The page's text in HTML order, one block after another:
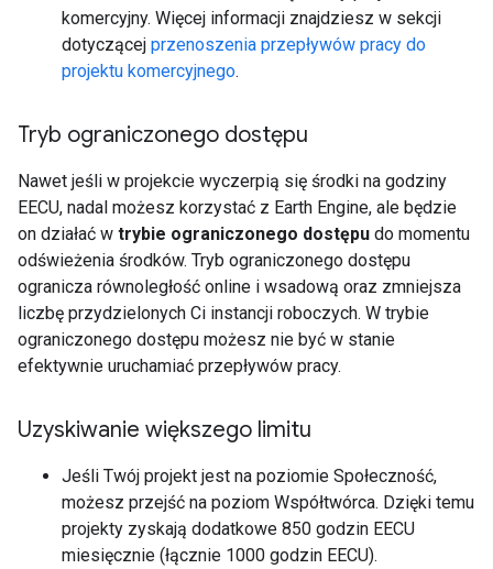
komercyjny. Więcej informacji znajdziesz w sekcji
dotyczącej przenoszenia przepływów pracy do
projektu komercyjnego.
Tryb ograniczonego dostępu
Nawet jeśli w projekcie wyczerpią się środki na godziny
EECU, nadal możesz korzystać z Earth Engine, ale będzie
on działać w trybie ograniczonego dostępu do momentu
odświeżenia środków. Tryb ograniczonego dostępu
ogranicza równoległość online i wsadową oraz zmniejsza
liczbę przydzielonych Ci instancji roboczych. W trybie
ograniczonego dostępu możesz nie być w stanie
efektywnie uruchamiać przepływów pracy.
Uzyskiwanie większego limitu
Jeśli Twój projekt jest na poziomie Społeczność,
możesz przejść na poziom Współtwórca. Dzięki temu
projekty zyskają dodatkowe 850 godzin EECU
miesięcznie (łącznie 1000 godzin EECU).